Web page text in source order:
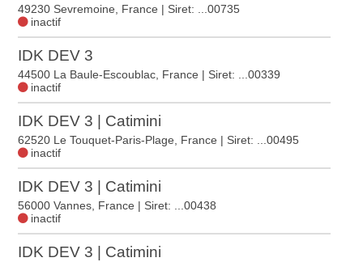
49230 Sevremoine, France | Siret: ...00735
inactif
IDK DEV 3
44500 La Baule-Escoublac, France | Siret: ...00339
inactif
IDK DEV 3 | Catimini
62520 Le Touquet-Paris-Plage, France | Siret: ...00495
inactif
IDK DEV 3 | Catimini
56000 Vannes, France | Siret: ...00438
inactif
IDK DEV 3 | Catimini